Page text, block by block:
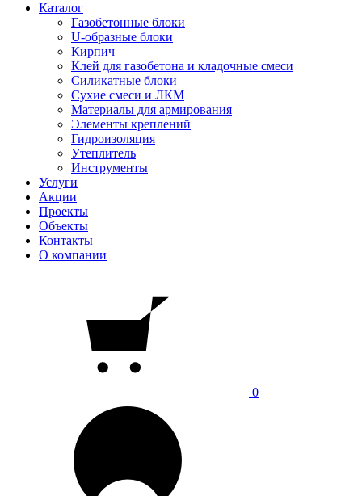
Каталог
Газобетонные блоки
U-образные блоки
Кирпич
Клей для газобетона и кладочные смеси
Силикатные блоки
Сухие смеси и ЛКМ
Материалы для армирования
Элементы креплений
Гидроизоляция
Утеплитель
Инструменты
Услуги
Акции
Проекты
Объекты
Контакты
О компании
0